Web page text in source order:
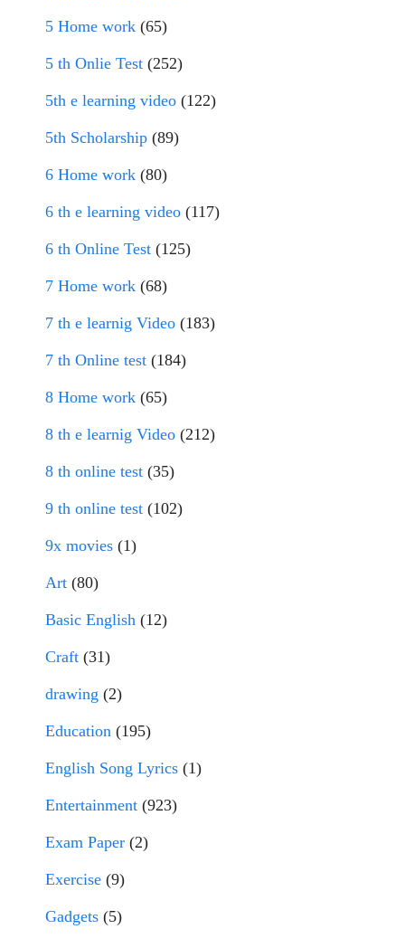
5 Home work (65)
5 th Onlie Test (252)
5th e learning video (122)
5th Scholarship (89)
6 Home work (80)
6 th e learning video (117)
6 th Online Test (125)
7 Home work (68)
7 th e learnig Video (183)
7 th Online test (184)
8 Home work (65)
8 th e learnig Video (212)
8 th online test (35)
9 th online test (102)
9x movies (1)
Art (80)
Basic English (12)
Craft (31)
drawing (2)
Education (195)
English Song Lyrics (1)
Entertainment (923)
Exam Paper (2)
Exercise (9)
Gadgets (5)